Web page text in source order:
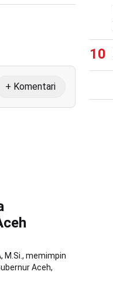
+ Komentari
M.Si., memimpin
Aceh,